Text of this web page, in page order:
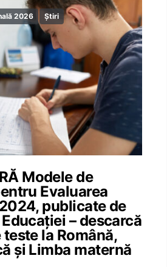
2026 Știri
Modele de
Evaluarea
publicate de
– descarcă
la Română,
și Limba maternă